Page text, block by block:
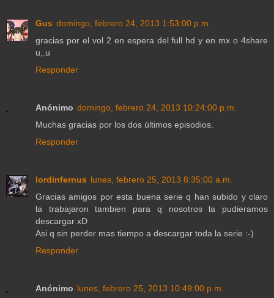
Gus domingo, febrero 24, 2013 1:53:00 p.m.
gracias por el vol 2 en espera del full hd y en mx o 4share
u,.u
Responder
Anónimo domingo, febrero 24, 2013 10:24:00 p.m.
Muchas gracias por los dos últimos episodios.
Responder
lordinfernus lunes, febrero 25, 2013 8:35:00 a.m.
Gracias amigos por esta buena serie q han subido y claro
la trabajaron tambien para q nosotros la pudieramos
descargar xD
Asi q sin perder mas tiempo a descargar toda la serie :-)
Responder
Anónimo lunes, febrero 25, 2013 10:49:00 p.m.